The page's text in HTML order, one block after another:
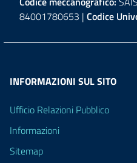
84001780653 | Codice
INFORMAZIONI SUL SITO
Ufficio Relazioni Pubblico
Informazioni
Sitemap